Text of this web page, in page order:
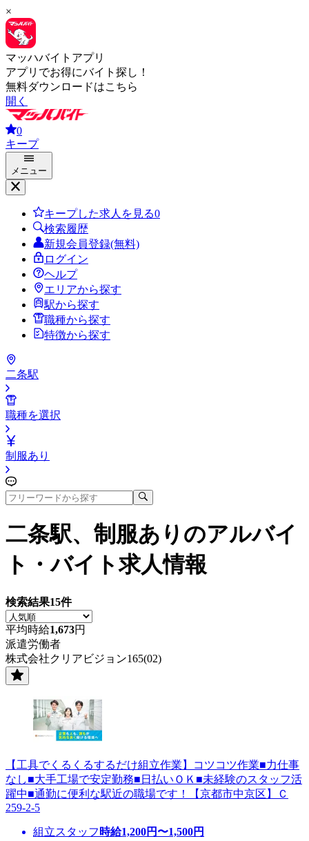
×
マッハバイトアプリ
アプリでお得にバイト探し！
無料ダウンロードはこちら
開く
0
キープ
メニュー
キープした求人を見る0
検索履歴
新規会員登録(無料)
ログイン
ヘルプ
エリアから探す
駅から探す
職種から探す
特徴から探す
二条駅
職種を選択
制服あり
二条駅、制服あり のアルバイ
ト・バイト求人情報
検索結果15件
平均時給1,673円
派遣労働者
株式会社クリアビジョン165(02)
【工具でくるくるするだけ組立作業】コツコツ作業■力仕事
なし■大手工場で安定勤務■日払いＯＫ■未経験のスタッフ活
躍中■通勤に便利な駅近の職場です！【京都市中京区】Ｃ
259-2-5
組立スタッフ 時給1,200円〜1,500円